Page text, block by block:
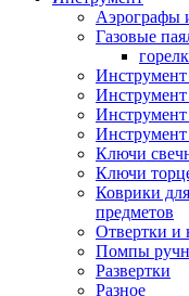
Аэрографы
Газовые
Инструмент
Инструмент
Инструмент
Инструмент
Ключи
Ключи
Коврики
предметов
Отвертки и
Помпы
Развертки
Разное